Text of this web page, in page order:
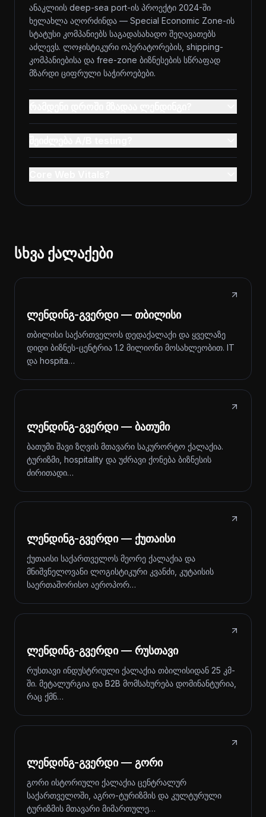
ანაკლიის deep-sea port-ის პროექტი 2024-ში
ხელახლა აღორძინდა — Special Economic Zone-ის
სტატუსი კომპანიებს საგადასახადო შეღავათებს
აძლევს. ლოჯისტიკური ოპერატორების, shipping-
კომპანიებისა და free-zone ბიზნესების სწრაფად
მზარდი ციფრული საჭიროებები.
სხვა ქალაქები
ლენდინგ-გვერდი — თბილისი
თბილისი საქართველოს დედაქალაქი და ყველაზე
დიდი ბიზნეს-ცენტრია 1.2 მილიონი მოსახლეობით. IT
და hospita…
ლენდინგ-გვერდი — ბათუმი
ბათუმი შავი ზღვის მთავარი საკურორტო ქალაქია.
ტურიზმი, hospitality და უძრავი ქონება ბიზნესის
ძირითადი…
ლენდინგ-გვერდი — ქუთაისი
ქუთაისი საქართველოს მეორე ქალაქია და
მნიშვნელოვანი ლოგისტიკური კვანძი, კუტაისის
საერთაშორისო აეროპორ…
ლენდინგ-გვერდი — რუსთავი
რუსთავი ინდუსტრიული ქალაქია თბილისიდან 25 კმ-
ში. მეტალურგია და B2B მომსახურება დომინანტურია,
რაც ქმნ…
ლენდინგ-გვერდი — გორი
გორი ისტორიული ქალაქია ცენტრალურ
საქართველოში, აგრო-ტურიზმის და კულტურული
ტურიზმის მთავარი მიმართულე…